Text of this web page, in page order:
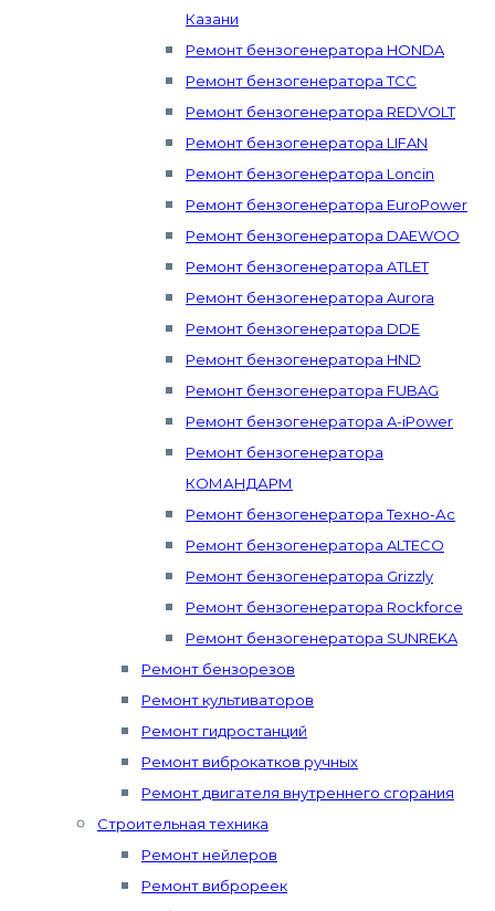
Казани
Ремонт бензогенератора HONDA
Ремонт бензогенератора ТСС
Ремонт бензогенератора REDVOLT
Ремонт бензогенератора LIFAN
Ремонт бензогенератора Loncin
Ремонт бензогенератора EuroPower
Ремонт бензогенератора DAEWOO
Ремонт бензогенератора ATLET
Ремонт бензогенератора Aurora
Ремонт бензогенератора DDE
Ремонт бензогенератора HND
Ремонт бензогенератора FUBAG
Ремонт бензогенератора A-iPower
Ремонт бензогенератора
КОМАНДАРМ
Ремонт бензогенератора Техно-Ас
Ремонт бензогенератора ALTECO
Ремонт бензогенератора Grizzly
Ремонт бензогенератора Rockforce
Ремонт бензогенератора SUNREKA
Ремонт бензорезов
Ремонт культиваторов
Ремонт гидростанций
Ремонт виброкатков ручных
Ремонт двигателя внутреннего сгорания
Строительная техника
Ремонт нейлеров
Ремонт виброреек